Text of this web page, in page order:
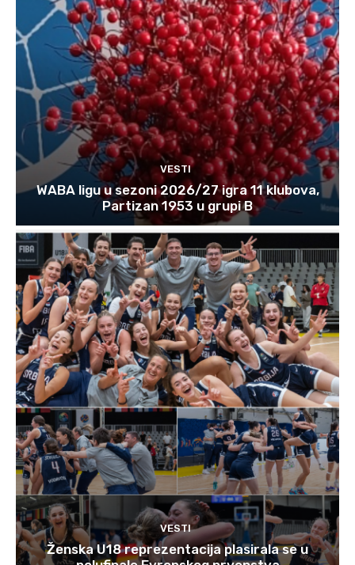
VESTI
WABA ligu u sezoni 2026/27 igra 11 klubova,
Partizan 1953 u grupi B
VESTI
Ženska U18 reprezentacija plasirala se u